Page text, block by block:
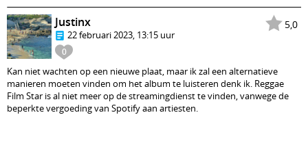
5,0
0
Justinx
22 februari 2023, 13:15 uur
Kan niet wachten op een nieuwe plaat, maar ik zal een alternatieve
manieren moeten vinden om het album te luisteren denk ik. Reggae
Film Star is al niet meer op de streamingdienst te vinden, vanwege de
beperkte vergoeding van Spotify aan artiesten.